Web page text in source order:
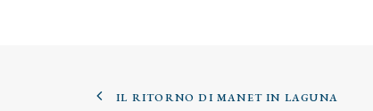
IL RITORNO DI MANET IN LAGUNA